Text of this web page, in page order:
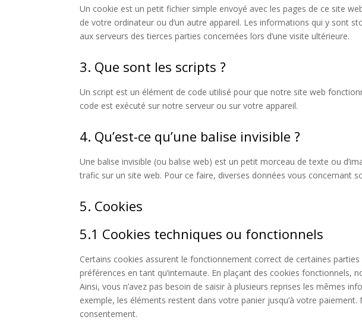
Un cookie est un petit fichier simple envoyé avec les pages de ce site
de votre ordinateur ou d’un autre appareil. Les informations qui y sont
aux serveurs des tierces parties concernées lors d’une visite ultérieure.
3. Que sont les scripts ?
Un script est un élément de code utilisé pour que notre site web
code est exécuté sur notre serveur ou sur votre appareil.
4. Qu’est-ce qu’une balise invisible ?
Une balise invisible (ou balise web) est un petit morceau de texte ou
trafic sur un site web. Pour ce faire, diverses données vous concernant
5. Cookies
5.1 Cookies techniques ou fonctionnels
Certains cookies assurent le fonctionnement correct de certaines
préférences en tant qu’internaute. En plaçant des cookies fonctionnels,
Ainsi, vous n’avez pas besoin de saisir à plusieurs reprises les mêmes
exemple, les éléments restent dans votre panier jusqu’à votre
consentement.